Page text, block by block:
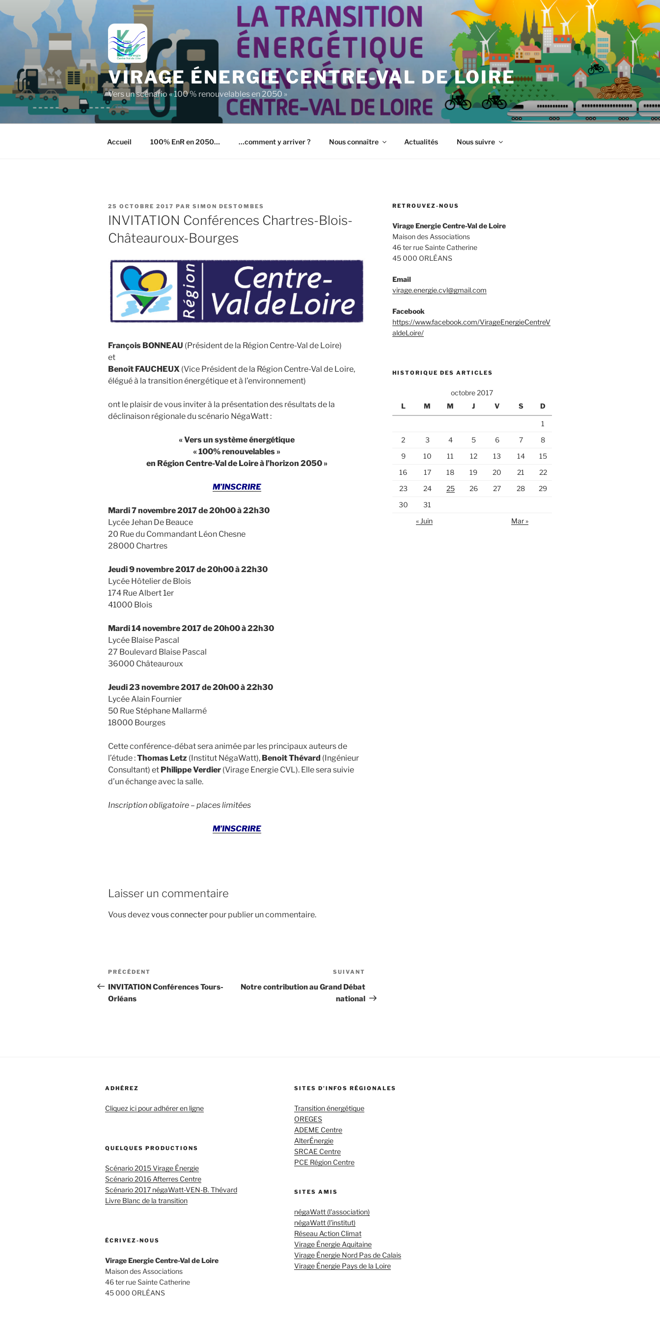
au
contenu
principal
VIRAGE ÉNERGIE CENTRE-VAL DE LOIRE
Vers un scénario « 100 % renouvelables en 2050 »
Accueil 100% EnR en 2050… …comment y arriver ? Nous connaître Actualités Nous suivre
PUBLIÉ
LE
25 OCTOBRE 2017 PAR SIMON DESTOMBES
INVITATION Conférences Chartres-Blois-
Châteauroux-Bourges
François BONNEAU (Président de la Région Centre-Val de Loire)
et
Benoît FAUCHEUX (Vice Président de la Région Centre-Val de Loire,
élégué à la transition énergétique et à l’environnement)
ont le plaisir de vous inviter à la présentation des résultats de la
déclinaison régionale du scénario NégaWatt :
« Vers un système énergétique
« 100% renouvelables »
en Région Centre-Val de Loire à l’horizon 2050 »
M’INSCRIRE
Mardi 7 novembre 2017de 20h00 à 22h30
Lycée Jehan De Beauce
20 Rue du Commandant Léon Chesne
28000 Chartres
Jeudi 9 novembre 2017de 20h00 à 22h30
Lycée Hôtelier de Blois
174 Rue Albert 1er
41000 Blois
Mardi 14 novembre 2017de 20h00 à 22h30
Lycée Blaise Pascal
27 Boulevard Blaise Pascal
36000 Châteauroux
Jeudi 23 novembre 2017de 20h00 à 22h30
Lycée Alain Fournier
50 Rue Stéphane Mallarmé
18000 Bourges
Cette conférence-débat sera animée par les principaux auteurs de
l’étude :Thomas Letz (Institut NégaWatt), Benoit Thévard (Ingénieur
Consultant) et Philippe Verdier (Virage Energie CVL). Elle sera suivie
d’un échange avec la salle.
Inscription obligatoire – places limitées
M’INSCRIRE
Laisser un commentaire
Vous devez vous connecter pour publier un commentaire.
Navigation
de
l’article
Article
précédent
PRÉCÉDENT
INVITATION Conférences Tours-
Orléans
suivant
SUIVANT
Notre contribution au Grand Débat
national
RETROUVEZ-NOUS
Virage Energie Centre-Val de Loire
Maison des Associations
46 ter rue Sainte Catherine
45 000 ORLÉANS
Email
virage.energie.cvl@gmail.com
Facebook
https://www.facebook.com/VirageEnergieCentreV
aldeLoire/
HISTORIQUE DES ARTICLES
octobre 2017
L
M M J V S D
1
2
3 4 5 6 7
8
9
10 11 12 13 14
15
16
17 18 19 20 21
22
23
24 25 26 27 28
29
30
31
« Juin
Mar »
ADHÉREZ
Cliquez ici pour adhérer en ligne
QUELQUES PRODUCTIONS
Scénario 2015 Virage Énergie
Scénario 2016 Afterres Centre
Scénario 2017 négaWatt-VEN-B. Thévard
Livre Blanc de la transition
ÉCRIVEZ-NOUS
Virage Energie Centre-Val de Loire
Maison des Associations
46 ter rue Sainte Catherine
45 000 ORLÉANS
SITES D’INFOS RÉGIONALES
Transition énergétique
OREGES
ADEME Centre
AlterÉnergie
SRCAE Centre
PCE Région Centre
SITES AMIS
négaWatt (l'association)
négaWatt (l'institut)
Réseau Action Climat
Virage Énergie Aquitaine
Virage Énergie Nord Pas de Calais
Virage Énergie Pays de la Loire